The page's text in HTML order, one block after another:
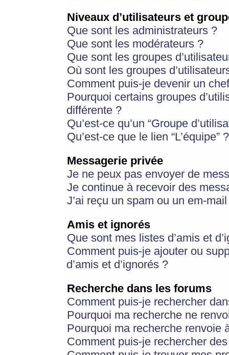
Niveaux d’utilisateurs et
Que sont les administrateurs ?
Que sont les modérateurs ?
Que sont les groupes
Où sont les groupes
Comment puis-je devenir un
Pourquoi certains groupes
différente ?
Qu’est-ce qu’un “Groupe
Qu’est-ce que le lien “L’équipe” ?
Messagerie privée
Je ne peux pas envoyer de
Je continue à recevoir des
J’ai reçu un spam ou un em-
Amis et ignorés
Que sont mes listes d’amis et
Comment puis-je ajouter ou
d’amis et d’ignorés ?
Recherche dans les forums
Comment puis-je rechercher
Pourquoi ma recherche ne
Pourquoi ma recherche renvoie
Comment puis-je rechercher